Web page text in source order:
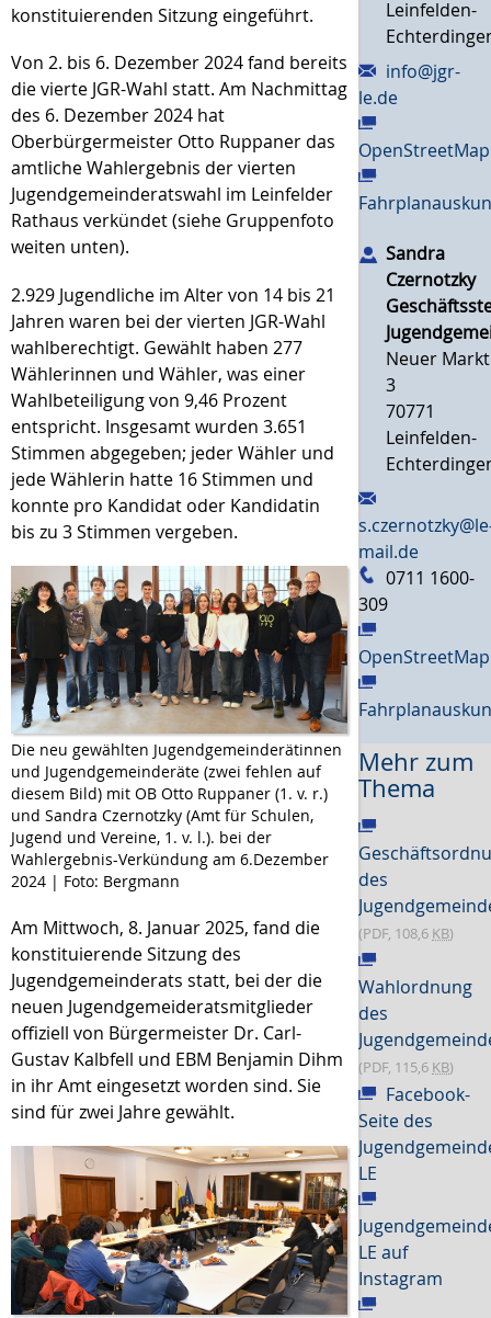
konstituierenden Sitzung eingeführt.
Von 2. bis 6. Dezember 2024 fand bereits
die vierte JGR-Wahl statt. Am Nachmittag
des 6. Dezember 2024 hat
Oberbürgermeister Otto Ruppaner das
amtliche Wahlergebnis der vierten
Jugendgemeinderatswahl im Leinfelder
Rathaus verkündet (siehe Gruppenfoto
weiten unten).
2.929 Jugendliche im Alter von 14 bis 21
Jahren waren bei der vierten JGR-Wahl
wahlberechtigt. Gewählt haben 277
Wählerinnen und Wähler, was einer
Wahlbeteiligung von 9,46 Prozent
entspricht. Insgesamt wurden 3.651
Stimmen abgegeben; jeder Wähler und
jede Wählerin hatte 16 Stimmen und
konnte pro Kandidat oder Kandidatin
bis zu 3 Stimmen vergeben.
Die neu gewählten Jugendgemeinderätinnen
und Jugendgemeinderäte (zwei fehlen auf
diesem Bild) mit OB Otto Ruppaner (1. v. r.)
und Sandra Czernotzky (Amt für Schulen,
Jugend und Vereine, 1. v. l.). bei der
Wahlergebnis-Verkündung am 6.Dezember
2024 | Foto: Bergmann
Am Mittwoch, 8. Januar 2025, fand die
konstituierende Sitzung des
Jugendgemeinderats statt, bei der die
neuen Jugendgemeideratsmitglieder
offiziell von Bürgermeister Dr. Carl-
Gustav Kalbfell und EBM Benjamin Dihm
in ihr Amt eingesetzt worden sind. Sie
sind für zwei Jahre gewählt.
Leinfelden-
info@jgr-
le.de
OpenStreetMap
Sandra
Czernotzky
Neuer Markt
3
70771
Leinfelden-
mail.de
0711 1600-
309
OpenStreetMap
Mehr zum
Thema
des
(PDF, 108,6 KB)
Wahlordnung
des
(PDF, 115,6 KB)
Facebook-
Seite des
LE
LE auf
Instagram